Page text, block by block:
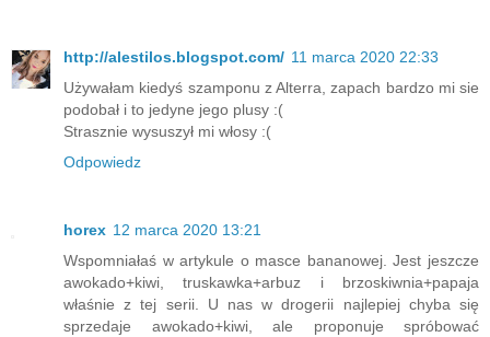
http://alestilos.blogspot.com/ 11 marca 2020 22:33
Używałam kiedyś szamponu z Alterra, zapach bardzo mi sie
podobał i to jedyne jego plusy :(
Strasznie wysuszył mi włosy :(
Odpowiedz
horex 12 marca 2020 13:21
Wspomniałaś w artykule o masce bananowej. Jest jeszcze
awokado+kiwi, truskawka+arbuz i brzoskiwnia+papaja
właśnie z tej serii. U nas w drogerii najlepiej chyba się
sprzedaje awokado+kiwi, ale proponuje spróbować